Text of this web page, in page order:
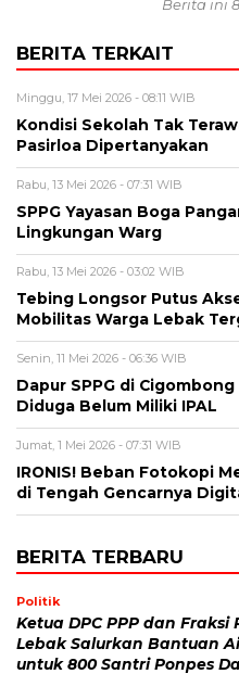
Berita ini
BERITA TERKAIT
Minggu, 17 Mei 2026 - 08:11 WIB
Kondisi Sekolah Tak
Pasirloa Dipertanyakan
Rabu, 13 Mei 2026 - 07:31 WIB
SPPG Yayasan Boga
Lingkungan Warg
Rabu, 13 Mei 2026 - 03:02 WIB
Tebing Longsor Putus
Mobilitas Warga Lebak
Senin, 11 Mei 2026 - 06:36 WIB
Dapur SPPG di
Diduga Belum Miliki IPAL
Jumat, 1 Mei 2026 - 07:31 WIB
IRONIS! Beban Fotokopi
di Tengah Gencarnya
BERITA TERBARU
Politik
Ketua DPC PPP dan Fraksi
Lebak Salurkan Bantuan
untuk 800 Santri Ponpes